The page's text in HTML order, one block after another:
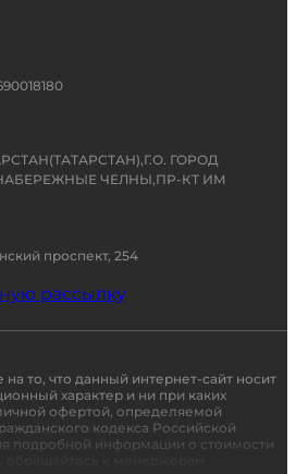
ГОРОД
ЧЕЛНЫ,ПР-КТ ИМ
проспект, 254
рассылку
то, что данный интернет-сайт носит
характер и ни при каких
офертой, определяемой
кодекса Российской
подробной информации о стоимости